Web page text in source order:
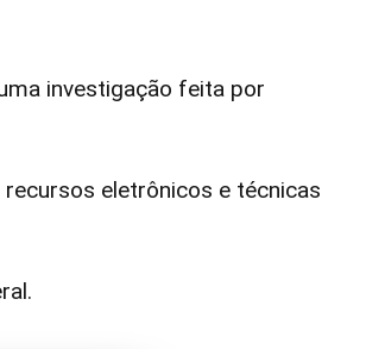
investigação feita por
eletrônicos e técnicas